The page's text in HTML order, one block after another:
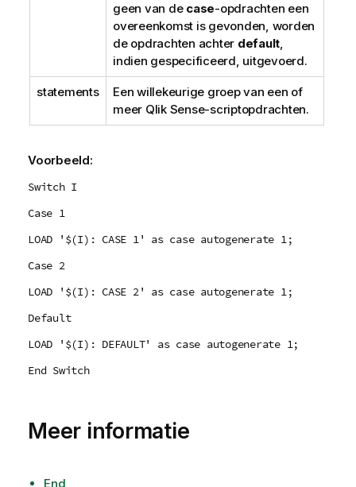
geen van de case-opdrachten een
overeenkomst is gevonden, worden
de opdrachten achter default,
indien gespecificeerd, uitgevoerd.
statements
Een willekeurige groep van een of
meer Qlik Sense-scriptopdrachten.
Voorbeeld:
Switch I
Case 1
LOAD '$(I): CASE 1' as case autogenerate 1;
Case 2
LOAD '$(I): CASE 2' as case autogenerate 1;
Default
LOAD '$(I): DEFAULT' as case autogenerate 1;
End Switch
Meer informatie
End